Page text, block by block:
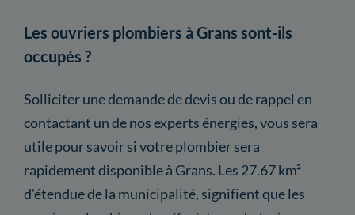
Les ouvriers plombiers à Grans sont-ils
occupés ?
Solliciter une demande de devis ou de rappel en
contactant un de nos experts énergies, vous sera
utile pour savoir si votre plombier sera
rapidement disponible à Grans. Les 27.67 km²
d'étendue de la municipalité, signifient que les